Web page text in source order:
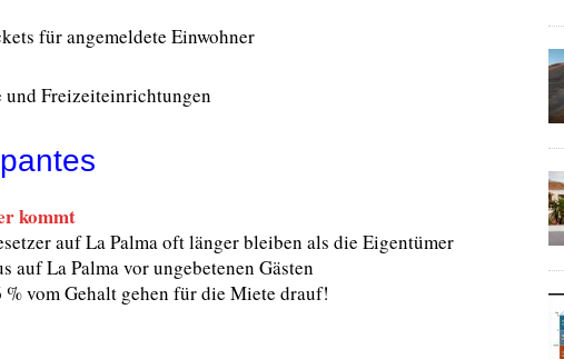
für angemeldete Einwohner
Freizeiteinrichtungen
kommt
auf La Palma oft länger bleiben als die Eigentümer
auf La Palma vor ungebetenen Gästen
% vom Gehalt gehen für die Miete drauf!